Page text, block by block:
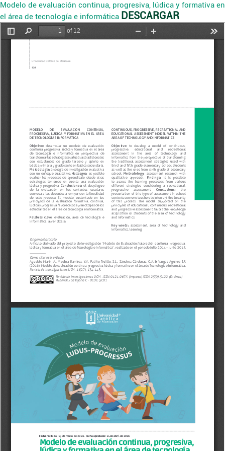
Modelo de evaluación continua, progresiva, lúdica y formativa en
el área de tecnología e informática DESCARGAR